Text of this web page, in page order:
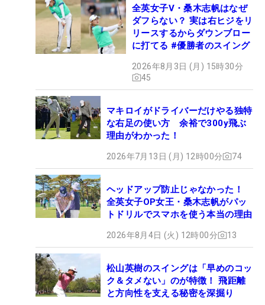
全英女子V・桑木志帆はなぜ
ダフらない？ 実は右ヒジをリ
リースするからダウンブロー
に打てる #優勝者のスイング
2026年8月3日 (月) 15時30分
45
マキロイがドライバーだけやる独特
な右足の使い方 余裕で300y飛ぶ
理由がわかった！
2026年7月13日 (月) 12時00分 74
ヘッドアップ防止じゃなかった！
全英女子OP女王・桑木志帆がパッ
トドリルでスマホを使う本当の理由
2026年8月4日 (火) 12時00分 13
松山英樹のスイングは「早めのコッ
ク＆タメない」のが特徴！ 飛距離
と方向性を支える秘密を深掘り